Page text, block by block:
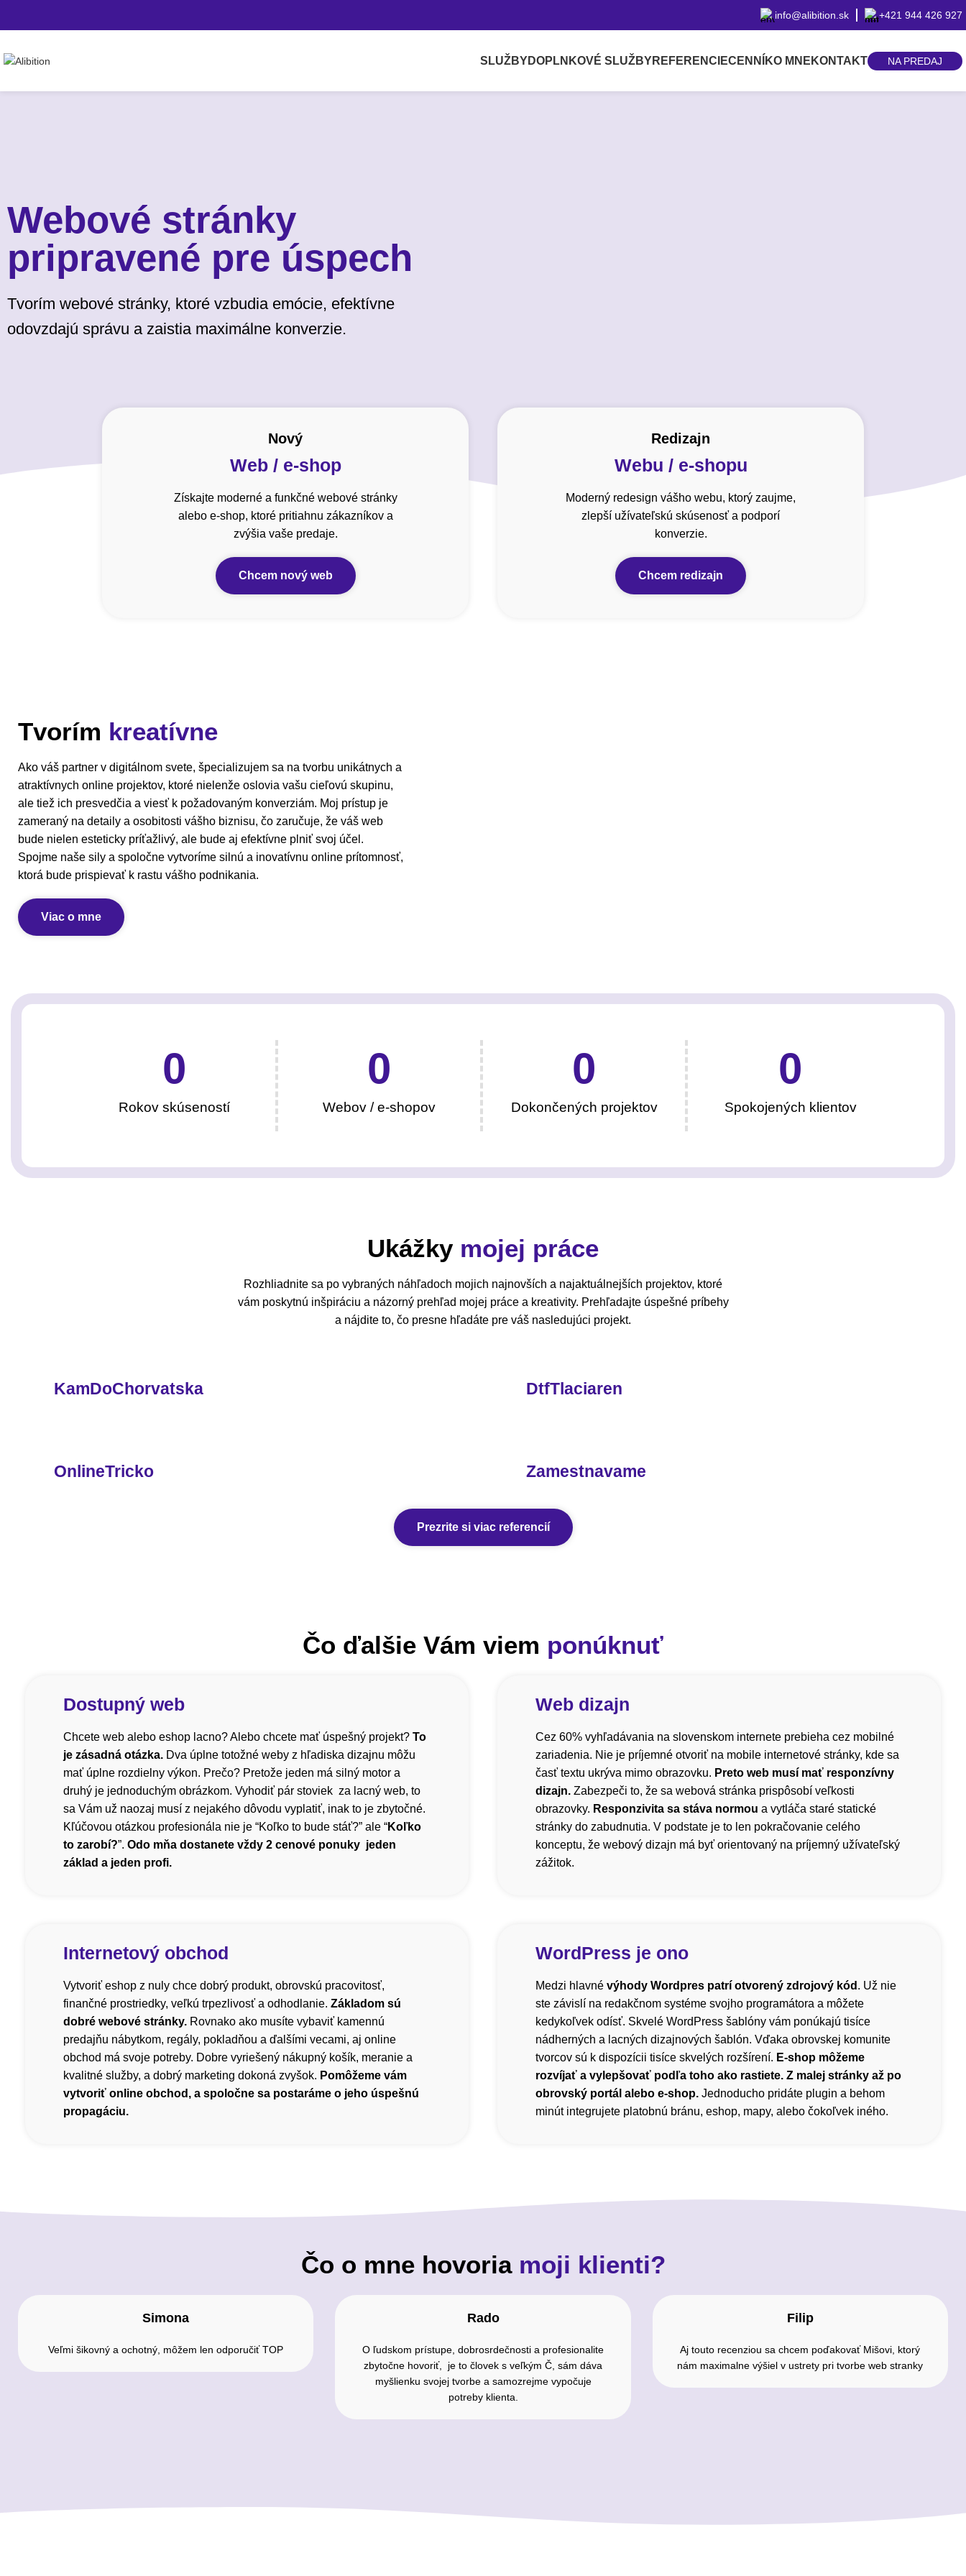
info@alibition.sk +421 944 426 927
SLUŽBYDOPLNKOVÉ SLUŽBYREFERENCIECENNÍKO MNE KONTAKT NA PREDAJ
Webové stránky
pripravené pre úspech
Tvorím webové stránky, ktoré vzbudia emócie, efektívne
odovzdajú správu a zaistia maximálne konverzie.
Nový
Web / e-shop
Získajte moderné a funkčné webové stránky
alebo e-shop, ktoré pritiahnu zákazníkov a
zvýšia vaše predaje.
Chcem nový web
Redizajn
Webu / e-shopu
Moderný redesign vášho webu, ktorý zaujme,
zlepší užívateľskú skúsenosť a podporí
konverzie.
Chcem redizajn
Tvorím kreatívne
Ako váš partner v digitálnom svete, špecializujem sa na tvorbu unikátnych a
atraktívnych online projektov, ktoré nielenže oslovia vašu cieľovú skupinu,
ale tiež ich presvedčia a viesť k požadovaným konverziám. Moj prístup je
zameraný na detaily a osobitosti vášho biznisu, čo zaručuje, že váš web
bude nielen esteticky príťažlivý, ale bude aj efektívne plniť svoj účel.
Spojme naše sily a spoločne vytvoríme silnú a inovatívnu online prítomnosť,
ktorá bude prispievať k rastu vášho podnikania.
Viac o mne
Rokov skúseností
0
Webov / e-shopov
0
Dokončených projektov
0
Spokojených klientov
0
Ukážkymojej práce
Rozhliadnite sa po vybraných náhľadoch mojich najnovších a najaktuálnejších projektov, ktoré
vám poskytnú inšpiráciu a názorný prehľad mojej práce a kreativity. Prehľadajte úspešné príbehy
a nájdite to, čo presne hľadáte pre váš nasledujúci projekt.
KamDoChorvatska DtfTlaciaren
OnlineTricko Zamestnavame
Prezrite si viac referencií
Čo ďalšie Vám viem ponúknuť
Dostupný web
Chcete web alebo eshop lacno? Alebo chcete mať úspešný projekt? To
je zásadná otázka. Dva úplne totožné weby z hľadiska dizajnu môžu
mať úplne rozdielny výkon. Prečo? Pretože jeden má silný motor a
druhý je jednoduchým obrázkom. Vyhodiť pár stoviek za lacný web, to
sa Vám už naozaj musí z nejakého dôvodu vyplatiť, inak to je zbytočné.
Kľúčovou otázkou profesionála nie je “Koľko to bude stáť?” ale “Koľko
to zarobí?”. Odo mňa dostanete vždy 2 cenové ponuky jeden
základ a jeden profi.
Web dizajn
Cez 60% vyhľadávania na slovenskom internete prebieha cez mobilné
zariadenia. Nie je príjemné otvoriť na mobile internetové stránky, kde sa
časť textu ukrýva mimo obrazovku. Preto web musí mať responzívny
dizajn. Zabezpeči to, že sa webová stránka prispôsobí veľkosti
obrazovky. Responzivita sa stáva normou a vytláča staré statické
stránky do zabudnutia. V podstate je to len pokračovanie celého
konceptu, že webový dizajn má byť orientovaný na príjemný užívateľský
zážitok.
Internetový obchod
Vytvoriť eshop z nuly chce dobrý produkt, obrovskú pracovitosť,
finančné prostriedky, veľkú trpezlivosť a odhodlanie. Základom sú
dobré webové stránky. Rovnako ako musíte vybaviť kamennú
predajňu nábytkom, regály, pokladňou a ďalšími vecami, aj online
obchod má svoje potreby. Dobre vyriešený nákupný košík, meranie a
kvalitné služby, a dobrý marketing dokoná zvyšok. Pomôžeme vám
vytvoriť online obchod, a spoločne sa postaráme o jeho úspešnú
propagáciu.
WordPress je ono
Medzi hlavné výhody Wordpres patrí otvorený zdrojový kód . Už nie
ste závislí na redakčnom systéme svojho programátora a môžete
kedykoľvek odísť. Skvelé WordPress šablóny vám ponúkajú tisíce
nádherných a lacných dizajnových šablón. Vďaka obrovskej komunite
tvorcov sú k dispozícii tisíce skvelých rozšírení. E-shop môžeme
rozvíjať a vylepšovať podľa toho ako rastiete. Z malej stránky až po
obrovský portál alebo e-shop. Jednoducho pridáte plugin a behom
minút integrujete platobnú bránu, eshop, mapy, alebo čokoľvek iného.
Čo o mne hovoriamoji klienti?
Simona
Veľmi šikovný a ochotný, môžem len odporučiť TOP
Rado
O ľudskom prístupe, dobrosrdečnosti a profesionalite
zbytočne hovoriť, je to človek s veľkým Č, sám dáva
myšlienku svojej tvorbe a samozrejme vypočuje
potreby klienta.
Filip
Aj touto recenziou sa chcem poďakovať Mišovi, ktorý
nám maximalne výšiel v ustrety pri tvorbe web stranky